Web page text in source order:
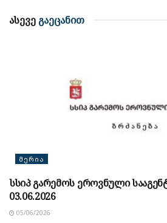
ასევე გაეცანით
ᲛᲔᲠᲘᲐ
სსიპ გარემოს ეროვნული
03.06.2026
05/06/2026